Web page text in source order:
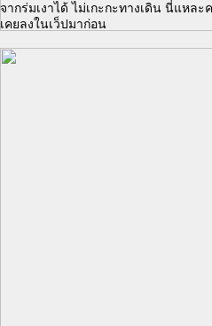
จากร่มเงาได้ ไม่เกะกะทางเดิน นี่แห
เคยลงในเว็ปมาก่อน